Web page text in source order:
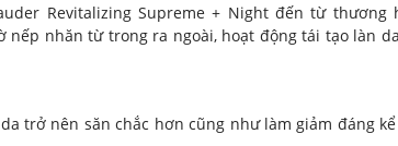
Revitalizing Supreme + Night đến từ thương
nhăn từ trong ra ngoài, hoạt động tái tạo làn
trở nên săn chắc hơn cũng như làm giảm đáng